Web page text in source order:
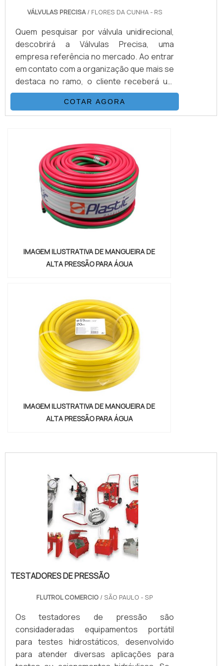
VÁLVULAS PRECISA/ FLORES DA CUNHA - RS
Quem pesquisar por válvula unidirecional,
descobrirá a Válvulas Precisa, uma
empresa referência no mercado. Ao entrar
em contato com a organização que mais se
destaca no ramo, o cliente receberá um
suporte completo para sanar eventuais
dúvidas sobre o produto a ser
adquirido.Quando o interesse é por válvula
profissionais da Válvulas Precisa o cliente
encontrará excelente custo-benefício e
diversas opções d...
COTAR AGORA
IMAGEM ILUSTRATIVA DE MANGUEIRA DE
ALTA PRESSÃO PARA ÁGUA
IMAGEM ILUSTRATIVA DE MANGUEIRA DE
ALTA PRESSÃO PARA ÁGUA
TESTADORES DE PRESSÃO
FLUTROL COMERCIO / SÃO PAULO - SP
Os testadores de pressão são
considaderadas equipamentos portátil
para testes hidrostáticos, desenvolvido
para atender diversas aplicações para